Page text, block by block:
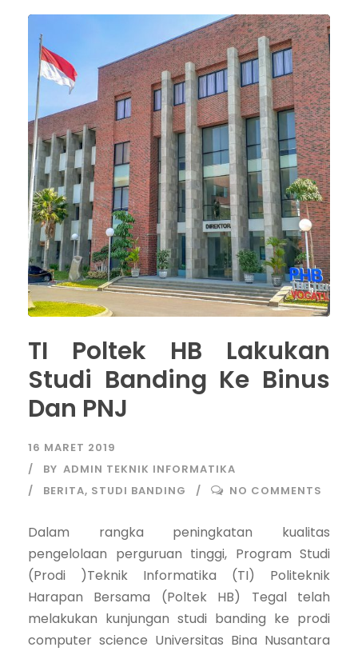
TI Poltek HB Lakukan
Studi Banding Ke Binus
Dan PNJ
16 MARET 2019
BY ADMIN TEKNIK INFORMATIKA
BERITA, STUDI BANDING NO COMMENTS
Dalam rangka peningkatan kualitas
pengelolaan perguruan tinggi, Program Studi
(Prodi )Teknik Informatika (TI) Politeknik
Harapan Bersama (Poltek HB) Tegal telah
melakukan kunjungan studi banding ke prodi
computer science Universitas Bina Nusantara